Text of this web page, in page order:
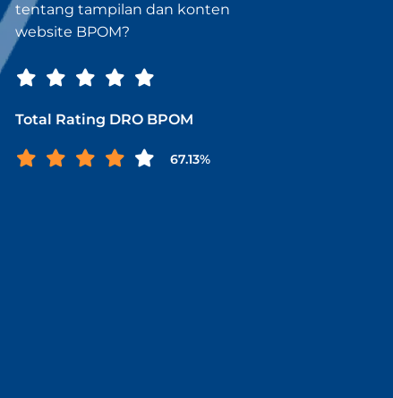
tentang tampilan dan konten
website BPOM?
Total Rating DRO BPOM
67.13%